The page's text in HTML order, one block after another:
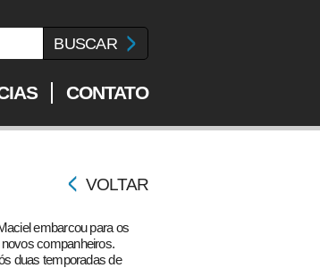
CONTATO
VOLTAR
embarcou para os
companheiros.
duas temporadas de